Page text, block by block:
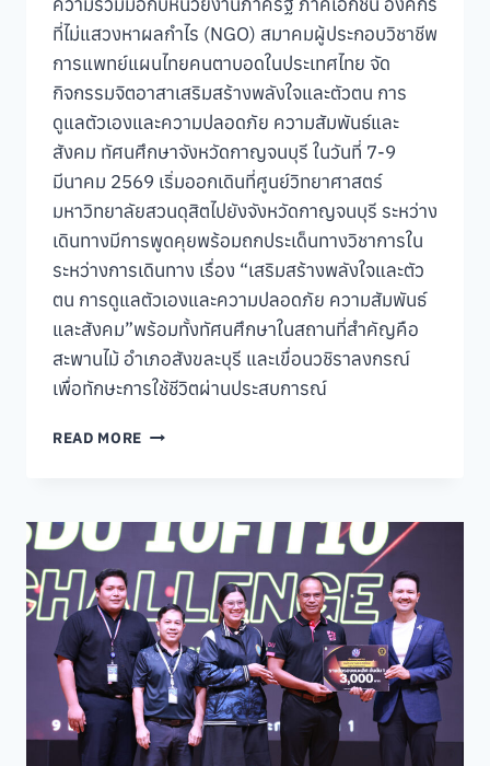
ไป
ด้วย
กัน
ที่ไม่แสวงหาผลกำไร (NGO) สมาคมผู้ประกอบวิชาชีพ
การแพทย์แผนไทยคนตาบอดในประเทศไทย จัด
กิจกรรมจิตอาสาเสริมสร้างพลังใจและตัวตน การ
ดูแลตัวเองและความปลอดภัย ความสัมพันธ์และ
สังคม ทัศนศึกษาจังหวัดกาญจนบุรี ในวันที่ 7-9
มีนาคม 2569 เริ่มออกเดินที่ศูนย์วิทยาศาสตร์
มหาวิทยาลัยสวนดุสิตไปยังจังหวัดกาญจนบุรี ระหว่าง
เดินทางมีการพูดคุยพร้อมถกประเด็นทางวิชาการใน
ระหว่างการเดินทาง เรื่อง “เสริมสร้างพลังใจและตัว
ตน การดูแลตัวเองและความปลอดภัย ความสัมพันธ์
และสังคม”พร้อมทั้งทัศนศึกษาในสถานที่สำคัญคือ
สะพานไม้ อำเภอสังขละบุรี และเขื่อนวชิราลงกรณ์
เพื่อทักษะการใช้ชีวิตผ่านประสบการณ์
READ MORE งาน
พัฒนา
องค์กร
คณะ
วิทยาการ
จัดการ
จัด
กิจกรรม
จิต
อาสา
เสริม
สร้าง